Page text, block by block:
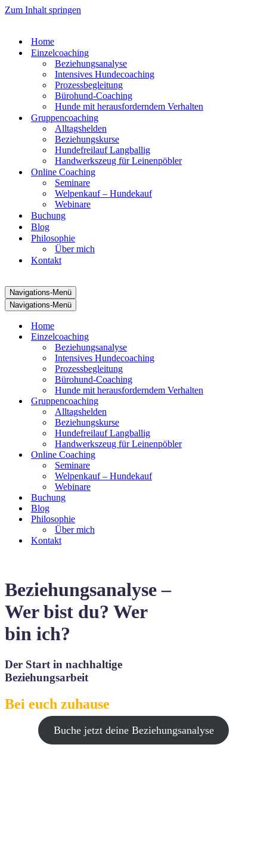
Zum Inhalt springen
Home
Einzelcoaching
Beziehungsanalyse
Intensives Hundecoaching
Prozessbegleitung
Bürohund-Coaching
Hunde mit herausforderndem Verhalten
Gruppencoaching
Alltagshelden
Beziehungskurse
Hundefreilauf Langballig
Handwerkszeug für Leinenpöbler
Online Coaching
Seminare
Welpenkauf – Hundekauf
Webinare
Buchung
Blog
Philosophie
Über mich
Kontakt
Navigations-Menü
Navigations-Menü
Home
Einzelcoaching
Beziehungsanalyse
Intensives Hundecoaching
Prozessbegleitung
Bürohund-Coaching
Hunde mit herausforderndem Verhalten
Gruppencoaching
Alltagshelden
Beziehungskurse
Hundefreilauf Langballig
Handwerkszeug für Leinenpöbler
Online Coaching
Seminare
Welpenkauf – Hundekauf
Webinare
Buchung
Blog
Philosophie
Über mich
Kontakt
Beziehungsanalyse –
Wer bist du? Wer
bin ich?
Der Start in nachhaltige
Beziehungsarbeit
Bei euch zuhause
Buche jetzt deine Beziehungsanalyse